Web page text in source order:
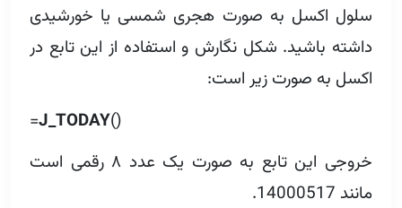
سلول اکسل به صورت هجری شمسی یا خورشیدی
داشته باشید. شکل نگارش و استفاده از این تابع در
اکسل به صورت زیر است:
=J_TODAY()
خروجی این تابع به صورت یک عدد ۸ رقمی است
مانند 14000517.